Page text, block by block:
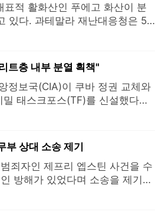
적 활화산인 푸에고 화산이 분
있다. 과테말라 재난대응청은 5
히 감소함에 따라 대피했던 주
편 분출 가능성을 배제할 수 없
트층 내부 분열 획책"
정보국(CIA)이 쿠바 정권 교체와
태스크포스(TF)를 신설했다고
통을 인용해 보도했다. 관련 활
요원, 비밀 공작 요원들을
부 상대 소송 제기
죄자인 제프리 엡스틴 사건을 수
방해가 있었다며 소송을 제기했
간 5일, 뉴멕시코 법무장관이 연